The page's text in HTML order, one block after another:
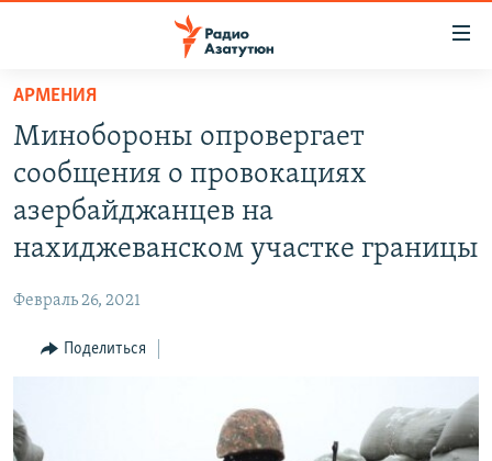
Перейти
основному
содержанию
Перейти
основной
Перейти
поиску
НОВОСТИ
ПОЛИТИКА
РЕГИОН
НАГОРНЫЙ КАРАБАХ
СПОРТ
АРМЕНИЯ
Минобороны опровергает
сообщения о провокациях
азербайджанцев на
нахиджеванском участке границы
Февраль 26, 2021
Поделиться